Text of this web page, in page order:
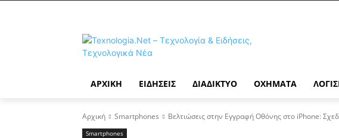
ΑΡΧΙΚΉ ΕΙΔΉΣΕΙΣ ΔΙΑΔΊΚΤΥΟ ΟΧΉΜΑΤΑ
Αρχική Smartphones Βελτιώσεις στην Εγγραφή Οθόνης στο iPhone:
Smartphones